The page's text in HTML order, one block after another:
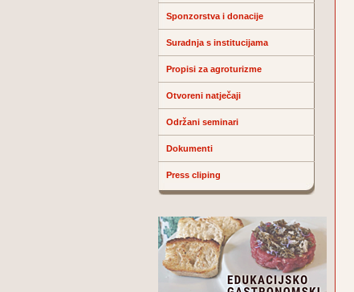
Sponzorstva i donacije
Suradnja s institucijama
Propisi za agroturizme
Otvoreni natječaji
Održani seminari
Dokumenti
Press cliping